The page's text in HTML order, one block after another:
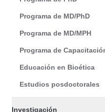
Programa de MD/PhD
Programa de MD/MPH
Programa de
Educación en Bioética
Estudios posdoctorales
Investigación